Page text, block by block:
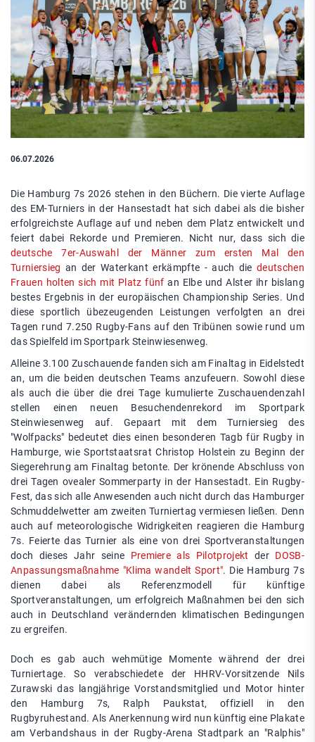
06.07.2026
Die Hamburg 7s 2026 stehen in den Büchern. Die vierte Auflage
des EM-Turniers in der Hansestadt hat sich dabei als die bisher
erfolgreichste Auflage auf und neben dem Platz entwickelt und
feiert dabei Rekorde und Premieren. Nicht nur, dass sich die
deutsche 7er-Auswahl der Männer zum ersten Mal den
Turniersieg an der Waterkant erkämpfte - auch diedeutschen
Frauen holten sich mit Platz fünf an Elbe und Alster ihr bislang
bestes Ergebnis in der europäischen Championship Series. Und
diese sportlich übezeugenden Leistungen verfolgten an drei
Tagen rund 7.250 Rugby-Fans auf den Tribünen sowie rund um
das Spielfeld im Sportpark Steinwiesenweg.
Alleine 3.100 Zuschauende fanden sich am Finaltag in Eidelstedt
an, um die beiden deutschen Teams anzufeuern. Sowohl diese
als auch die über die drei Tage kumulierte Zuschauendenzahl
stellen einen neuen Besuchendenrekord im Sportpark
Steinwiesenweg auf. Gepaart mit dem Turniersieg des
"Wolfpacks" bedeutet dies einen besonderen Tagb für Rugby in
Hamburge, wie Sportstaatsrat Christop Holstein zu Beginn der
Siegerehrung am Finaltag betonte. Der krönende Abschluss von
drei Tagen ovealer Sommerparty in der Hansestadt. Ein Rugby-
Fest, das sich alle Anwesenden auch nicht durch das Hamburger
Schmuddelwetter am zweiten Turniertag vermiesen ließen. Denn
auch auf meteorologische Widrigkeiten reagieren die Hamburg
7s. Feierte das Turnier als eine von drei Sportveranstaltungen
doch dieses Jahr seine Premiere als Pilotprojekt der DOSB-
Anpassungsmaßnahme "Klima wandelt Sport". Die Hamburg 7s
dienen dabei als Referenzmodell für künftige
Sportveranstaltungen, um erfolgreich Maßnahmen bei den sich
auch in Deutschland verändernden klimatischen Bedingungen
zu ergreifen.
Doch es gab auch wehmütige Momente während der drei
Turniertage. So verabschiedete der HHRV-Vorsitzende Nils
Zurawski das langjährige Vorstandsmitglied und Motor hinter
den Hamburg 7s, Ralph Paukstat, offiziell in den
Rugbyruhestand. Als Anerkennung wird nun künftig eine Plakate
am Verbandshaus in der Rugby-Arena Stadtpark an "Ralphis"